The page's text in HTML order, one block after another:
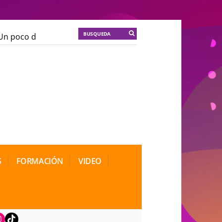
poco de locura para la cordura
Soma
Soma
FORMACIÓN VIDEO
TikTok